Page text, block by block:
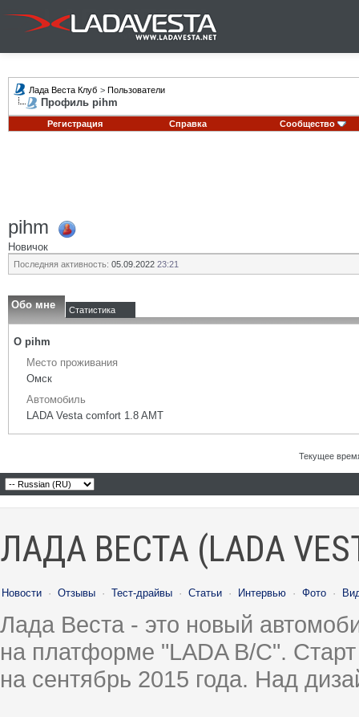
Лада Веста Клуб > Пользователи
Профиль pihm
Регистрация Справка Сообщество
pihm
Новичок
Последняя активность: 05.09.2022 23:21
Обо мне Статистика
О pihm
Место проживания
Омск
Автомобиль
LADA Vesta comfort 1.8 AMT
Текущее
ЛАДА ВЕСТА (LADA
Новости · Отзывы · Тест-драйвы · Статьи · Интервью · Фото ·
Лада Веста - это новый
на платформе "LADA B/C".
на сентябрь 2015 года. Над